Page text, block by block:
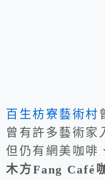
百生枋寮藝術村
曾有許多藝術家
但仍有網美咖啡
木方Fang Café